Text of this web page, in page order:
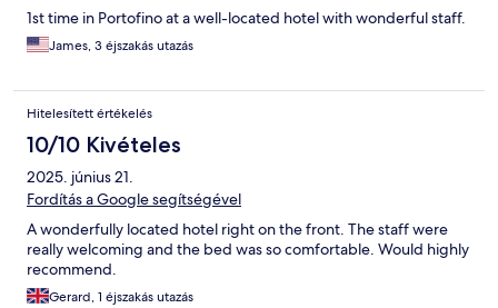
1st time in Portofino at a well-located hotel with wonderful staff.
James, 3 éjszakás utazás
Hitelesített értékelés
10/10 Kivételes
2025. június 21.
Fordítás a Google segítségével
A wonderfully located hotel right on the front. The staff were
really welcoming and the bed was so comfortable. Would highly
recommend.
Gerard, 1 éjszakás utazás